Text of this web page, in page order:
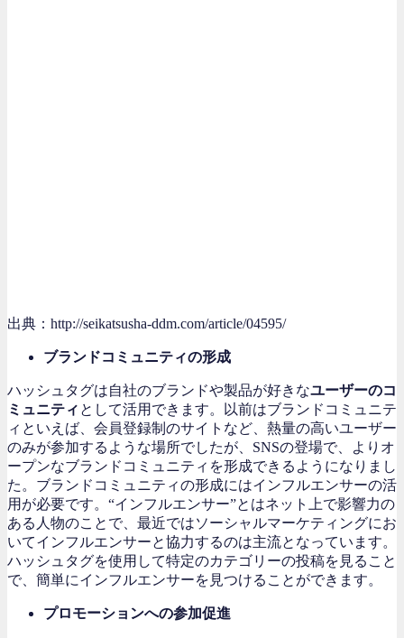
出典：http://seikatsusha-ddm.com/article/04595/
ブランドコミュニティの形成
ハッシュタグは自社のブランドや製品が好きなユーザーのコ
ミュニティ として活用できます。以前はブランドコミュニテ
ィといえば、会員登録制のサイトなど、熱量の高いユーザー
のみが参加するような場所でしたが、SNSの登場で、よりオ
ープンなブランドコミュニティを形成できるようになりまし
た。 ブランドコミュニティの形成にはインフルエンサーの活
用が必要です。 “インフルエンサー”とはネット上で影響力の
ある人物のことで、最近ではソーシャルマーケティングにお
いてインフルエンサーと協力するのは主流となっています。
ハッシュタグを使用して特定のカテゴリーの投稿を見ること
で、簡単にインフルエンサーを見つけることができます。
プロモーションへの参加促進